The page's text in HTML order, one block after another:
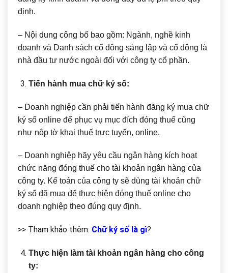
định.
– Nội dung công bố bao gồm: Ngành, nghề kinh
doanh và Danh sách cổ đông sáng lập và cổ đông là
nhà đầu tư nước ngoài đối với công ty cổ phần.
Tiến hành mua chữ ký số:
– Doanh nghiệp cần phải tiến hành đăng ký mua chữ
ký số online để phục vụ mục đích đóng thuế cũng
như nộp tờ khai thuế trực tuyến, online.
– Doanh nghiệp hãy yêu cầu ngân hàng kích hoạt
chức năng đóng thuế cho tài khoản ngân hàng của
công ty. Kế toán của công ty sẽ dùng tài khoản chữ
ký số đã mua để thực hiện đóng thuế online cho
doanh nghiệp theo đúng quy định.
>> Tham khảo thêm: Chữ ký số là gì?
Thực hiện làm tài khoản ngân hàng cho công
ty: